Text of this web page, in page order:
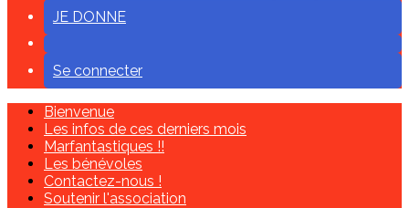
JE DONNE
Se connecter
Bienvenue
Les infos de ces derniers mois
Marfantastiques !!
Les bénévoles
Contactez-nous !
Soutenir l'association